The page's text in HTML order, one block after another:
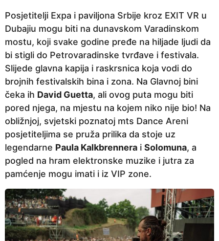
Posjetitelji Expa i paviljona Srbije kroz EXIT VR u
Dubajiu mogu biti na dunavskom Varadinskom
mostu, koji svake godine pređe na hiljade ljudi da
bi stigli do Petrovaradinske tvrđave i festivala.
Slijede glavna kapija i raskrsnica koja vodi do
brojnih festivalskih bina i zona. Na Glavnoj bini
čeka ih David Guetta, ali ovog puta mogu biti
pored njega, na mjestu na kojem niko nije bio! Na
obližnjoj, svjetski poznatoj mts Dance Areni
posjetiteljima se pruža prilika da stoje uz
legendarne Paula Kalkbrennera i Solomuna, a
pogled na hram elektronske muzike i jutra za
pamćenje mogu imati i iz VIP zone.